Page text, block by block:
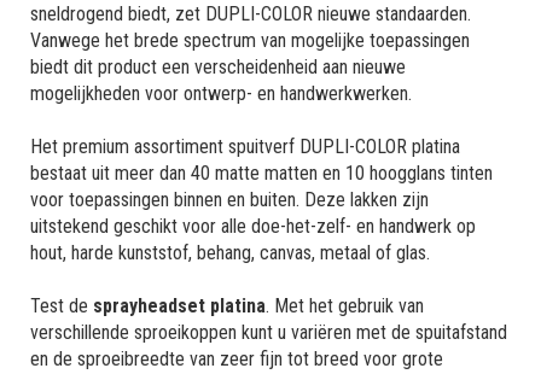
sneldrogend biedt, zet DUPLI-COLOR nieuwe standaarden.
Vanwege het brede spectrum van mogelijke toepassingen
biedt dit product een verscheidenheid aan nieuwe
mogelijkheden voor ontwerp- en handwerkwerken.
Het premium assortiment spuitverf DUPLI-COLOR platina
bestaat uit meer dan 40 matte matten en 10 hoogglans tinten
voor toepassingen binnen en buiten. Deze lakken zijn
uitstekend geschikt voor alle doe-het-zelf- en handwerk op
hout, harde kunststof, behang, canvas, metaal of glas.
Test de sprayheadset platina. Met het gebruik van
verschillende sproeikoppen kunt u variëren met de spuitafstand
en de sproeibreedte van zeer fijn tot breed voor grote